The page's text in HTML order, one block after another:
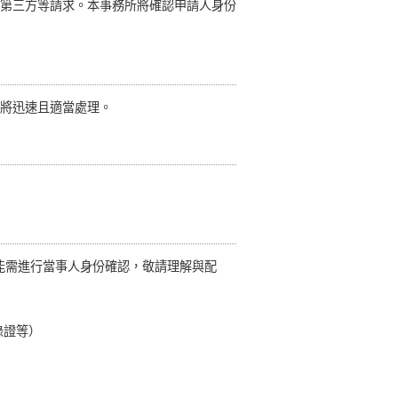
三方等請求。本事務所將確認申請人身份
迅速且適當處理。
進行當事人身份確認，敬請理解與配
等）